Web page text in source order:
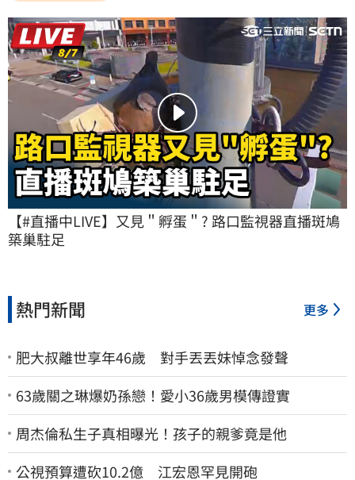
【#直播中LIVE】又見＂孵蛋＂? 路口監視器直播斑鳩
築巢駐足
熱門新聞 更多
肥大叔離世享年46歲 對手丟丟妹悼念發聲
63歲關之琳爆奶孫戀！愛小36歲男模傳證實
周杰倫私生子真相曝光！孩子的親爹竟是他
公視預算遭砍10.2億 江宏恩罕見開砲